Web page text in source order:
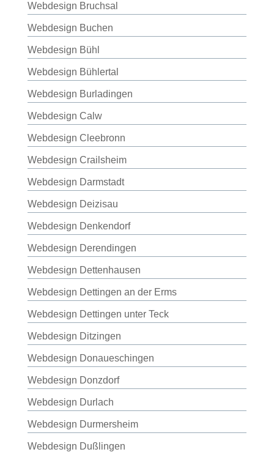
Webdesign Bruchsal
Webdesign Buchen
Webdesign Bühl
Webdesign Bühlertal
Webdesign Burladingen
Webdesign Calw
Webdesign Cleebronn
Webdesign Crailsheim
Webdesign Darmstadt
Webdesign Deizisau
Webdesign Denkendorf
Webdesign Derendingen
Webdesign Dettenhausen
Webdesign Dettingen an der Erms
Webdesign Dettingen unter Teck
Webdesign Ditzingen
Webdesign Donaueschingen
Webdesign Donzdorf
Webdesign Durlach
Webdesign Durmersheim
Webdesign Dußlingen